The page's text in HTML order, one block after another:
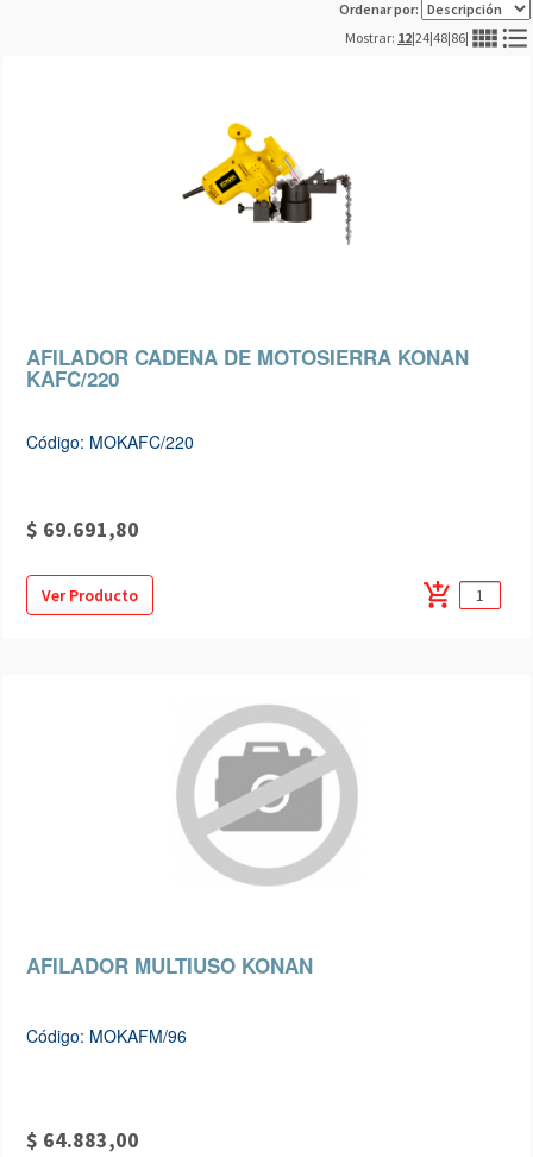
Ordenar por:
Mostrar: 12|24|48|86| view_comfyformat_list_bulleted
AFILADOR CADENA DE MOTOSIERRA KONAN
KAFC/220
Código: MOKAFC/220
$ 69.691,80
Ver Producto add_shopping_cart
AFILADOR MULTIUSO KONAN
Código: MOKAFM/96
$ 64.883,00